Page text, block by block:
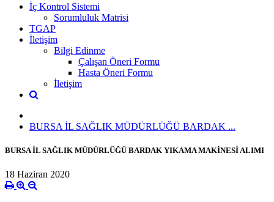
İç Kontrol Sistemi
Sorumluluk Matrisi
TGAP
İletişim
Bilgi Edinme
Çalışan Öneri Formu
Hasta Öneri Formu
İletişim
BURSA İL SAĞLIK MÜDÜRLÜĞÜ BARDAK ...
BURSA İL SAĞLIK MÜDÜRLÜĞÜ BARDAK YIKAMA MAKİNESİ ALIMI
18 Haziran 2020